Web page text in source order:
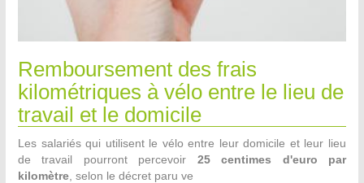
Remboursement des frais
kilométriques à vélo entre le lieu de
travail et le domicile
Les salariés qui utilisent le vélo entre leur domicile et leur lieu
de travail pourront percevoir 25 centimes d'euro par
kilomètre , selon le décret paru ve